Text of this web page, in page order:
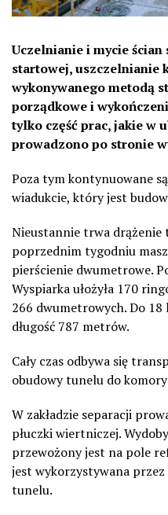
Uczelnianie i mycie
startowej, uszczelnianie
wykonywanego metodą
porządkowe i
tylko część prac, jakie w
prowadzono po stronie
Poza tym kontynuowane
wiadukcie, który jest
Nieustannie trwa drążenie
poprzednim tygodniu
pierścienie dwumetrowe.
Wyspiarka ułożyła 170
266 dwumetrowych. Do 18
długość 787 metrów.
Cały czas odbywa się
obudowy tunelu do
W zakładzie separacji
płuczki wiertniczej.
przewożony jest na pole
jest wykorzystywana
tunelu.